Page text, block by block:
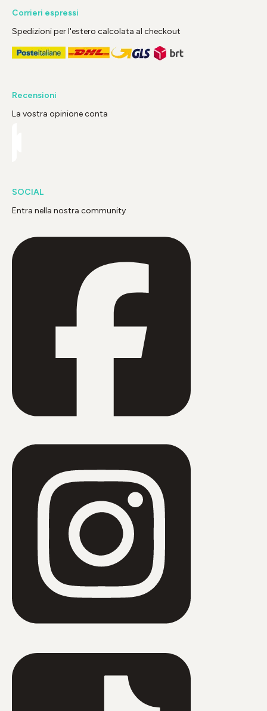
Corrieri espressi
Spedizioni per l'estero calcolata al checkout
Recensioni
La vostra opinione conta
SOCIAL
Entra nella nostra community